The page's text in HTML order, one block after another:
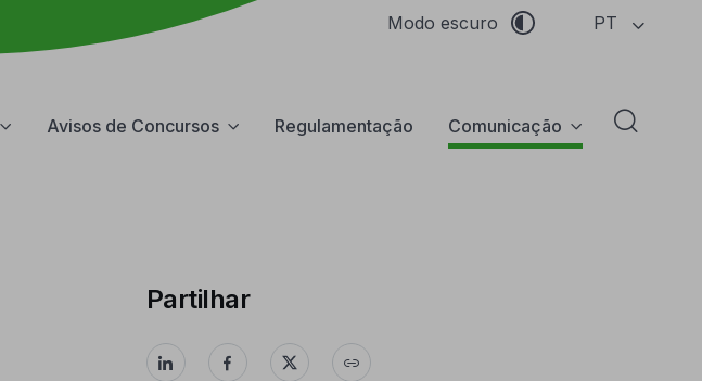
Modo escuro PT
Avisos de Concursos Regulamentação Comunicação Abrir
Partilhar